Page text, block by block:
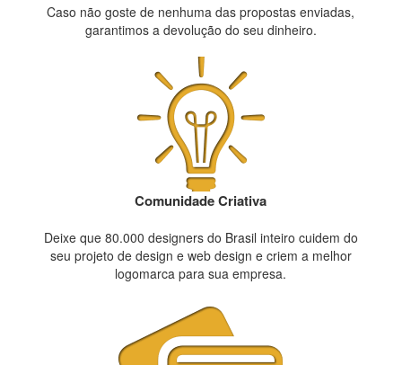
Caso não goste de nenhuma das propostas enviadas,
garantimos a devolução do seu dinheiro.
Comunidade Criativa
Deixe que 80.000 designers do Brasil inteiro cuidem do
seu projeto de design e web design e criem a melhor
logomarca para sua empresa.